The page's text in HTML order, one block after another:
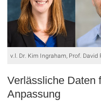
v.l. Dr. Kim Ingraham, Prof. David
Verlässliche Daten
Anpassung